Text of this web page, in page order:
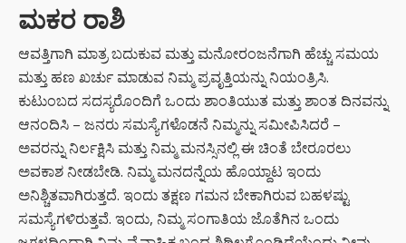
ಮಕರ ರಾಶಿ
ಆವತ್ತಿಗಾಗಿ ಮಾತ್ರ ಬದುಕುವ ಮತ್ತು ಮನೋರಂಜನೆಗಾಗಿ ಹೆಚ್ಚು ಸಮಯ
ಮತ್ತು ಹಣ ಖರ್ಚು ಮಾಡುವ ನಿಮ್ಮ ಪ್ರವೃತ್ತಿಯನ್ನು ನಿಯಂತ್ರಿಸಿ.
ಕುಟುಂಬದ ಸದಸ್ಯರೊಂದಿಗೆ ಒಂದು ಶಾಂತಿಯುತ ಮತ್ತು ಶಾಂತ ದಿನವನ್ನು
ಆನಂದಿಸಿ – ಜನರು ಸಮಸ್ಯೆಗಳೊಡನೆ ನಿಮ್ಮನ್ನು ಸಮೀಪಿಸಿದರೆ –
ಅವರನ್ನು ನಿರ್ಲಕ್ಷಿಸಿ ಮತ್ತು ನಿಮ್ಮ ಮನಸ್ಸಿನಲ್ಲಿ ಈ ಚಿಂತೆ ಬೇರೂರಲು
ಅವಕಾಶ ನೀಡಬೇಡಿ. ನಿಮ್ಮ ಮನದನ್ನೆಯ ಹೊಯ್ದಾಟ ಇಂದು
ಅನಿಶ್ಚಿತವಾಗಿರುತ್ತದೆ. ಇಂದು ತಕ್ಷಣ ಗಮನ ಬೇಕಾಗಿರುವ ಬಹಳಷ್ಟು
ಸಮಸ್ಯೆಗಳಿರುತ್ತವೆ. ಇಂದು, ನಿಮ್ಮ ಸಂಗಾತಿಯ ಜೊತೆಗಿನ ಒಂದು